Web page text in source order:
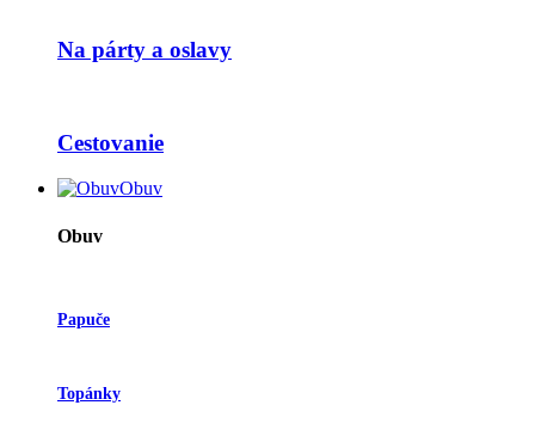
Na párty a oslavy
Cestovanie
Obuv
Obuv
Papuče
Topánky